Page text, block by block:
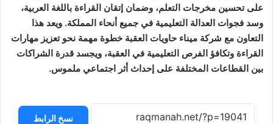
على تحسين مخرجات التعلم، وضمان إتقان القراءة باللغة العربية،
وسد فجوات العدالة التعليمية في جميع أنحاء المملكة. ويعد هذا
التعاون مع شركة ميناء حاويات العقبة خطوة مهمة نحو تعزيز مهارات
القراءة وتكافؤ الفرص التعليمية في العقبة، ويجسد قدرة الشراكات
بين القطاعات المختلفة على إحداث أثر اجتماعي ملموس.
نسخ الرابط